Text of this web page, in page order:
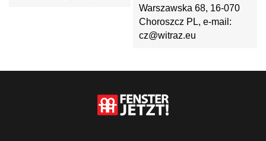
Warszawska 68, 16-070
Choroszcz PL, e-mail:
cz@witraz.eu